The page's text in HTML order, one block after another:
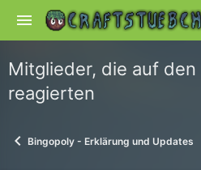
Mitglieder, die auf den
reagierten
Bingopoly - Erklärung und Updates